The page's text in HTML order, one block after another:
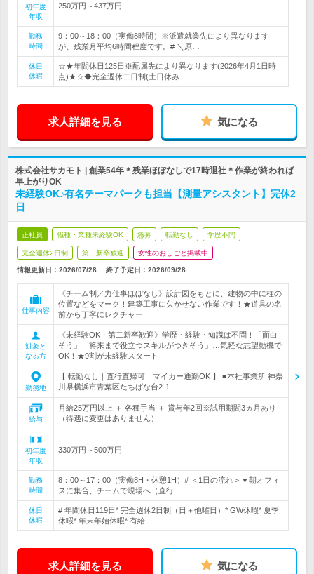
初年度
年収
250万円～437万円
勤務
時間
9：00～18：00（実働8時間）※派遣就業先により異なります
が、残業月平均6時間程度です。# ＼原…
休日
休暇
☆★年間休日125日※配属先により異なります(2026年4月1日時
点)★☆◆完全週休二日制(土日休み…
求人詳細を見る 気になる
株式会社サカモト | 創業54年＊残業ほぼなしで17時退社＊作業が終われば
早上がりOK
未経験OK♪有名テーマパークも担当【測量アシスタント】完休2
日
正社員 職種・業種未経験OK 急募 転勤なし 学歴不問
完全週休2日制 第二新卒歓迎 女性のおしごと掲載中
情報更新日：2026/07/28 終了予定日： 2026/09/28
仕事内容
《チーム制／力仕事ほぼなし》設計図をもとに、建物の中に柱の
位置などをマーク！建築工事に欠かせない作業です！★道具の名
前から丁寧にレクチャー
対象と
なる方
《未経験OK・第二新卒歓迎》学歴・経験・知識は不問！「面白
そう」「将来まで役立つスキルがつきそう」…気軽な志望動機で
OK！★9割が未経験スタート
勤務地
【 転勤なし｜直行直帰可｜マイカー通勤OK 】 ■本社事業所 神奈
川県横浜市青葉区たちばな台2-1…
給与
月給25万円以上 ＋ 各種手当 ＋ 賞与年2回※試用期間3ヵ月あり
（待遇に変更はありません）
初年度
年収
330万円～500万円
勤務
時間
8：00～17：00（実働8H・休憩1H）# ＜1日の流れ＞▼朝オフィ
スに集合、チームで現場へ（直行…
休日
休暇
# 年間休日119日* 完全週休2日制（日＋他曜日）* GW休暇* 夏季
休暇* 年末年始休暇* 有給…
求人詳細を見る 気になる